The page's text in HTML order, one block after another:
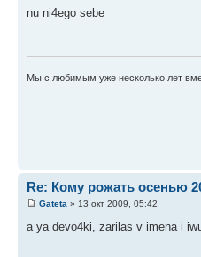
nu ni4ego sebe
Мы с любимым уже несколько лет
Re: Кому рожать осенью
Gateta » 13 окт 2009, 05:42
a ya devo4ki, zarilas v imena i